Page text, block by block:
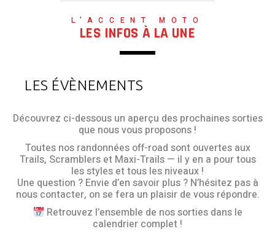
L'ACCENT MOTO
LES INFOS À LA UNE
LES ÉVÈNEMENTS
Découvrez ci-dessous un aperçu des prochaines sorties
que nous vous proposons !
Toutes nos randonnées off-road sont ouvertes aux
Trails, Scramblers et Maxi-Trails — il y en a pour tous
les styles et tous les niveaux !
Une question ? Envie d’en savoir plus ? N’hésitez pas à
nous contacter, on se fera un plaisir de vous répondre.
Retrouvez l’ensemble de nos sorties dans le
calendrier complet !